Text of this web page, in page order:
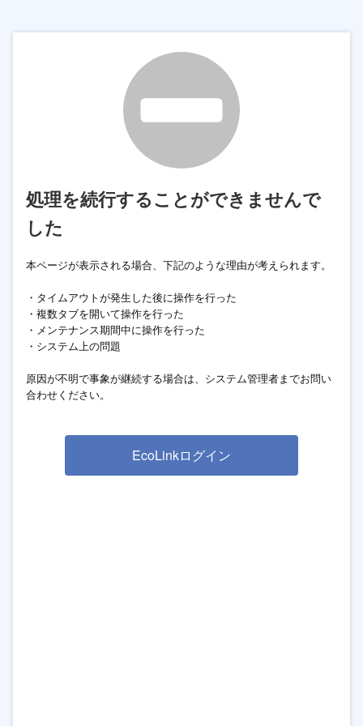
処理を続行することができませんで
した
本ページが表示される場合、下記のような理由が考えられます。
・タイムアウトが発生した後に操作を行った
・複数タブを開いて操作を行った
・メンテナンス期間中に操作を行った
・システム上の問題
原因が不明で事象が継続する場合は、システム管理者までお問い
合わせください。
EcoLinkログイン